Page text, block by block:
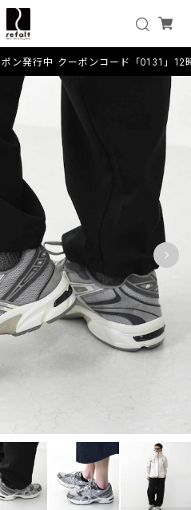
ン発行中 クーポンコード「0131」12